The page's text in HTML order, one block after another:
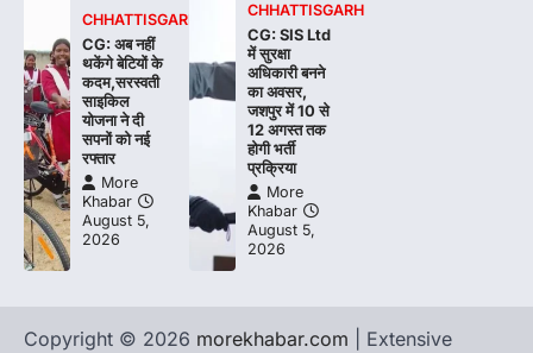
CHHATTISGARH
CG: अब नहीं
थकेंगे बेटियों के
कदम,सरस्वती
साइकिल
योजना ने दी
सपनों को नई
रफ्तार
More
Khabar
August 5,
2026
CHHATTISGARH
CG: SIS Ltd
में सुरक्षा
अधिकारी बनने
का अवसर,
जशपुर में 10 से
12 अगस्त तक
होगी भर्ती
प्रक्रिया
More
Khabar
August 5,
2026
Copyright © 2026 morekhabar.com | Extensive